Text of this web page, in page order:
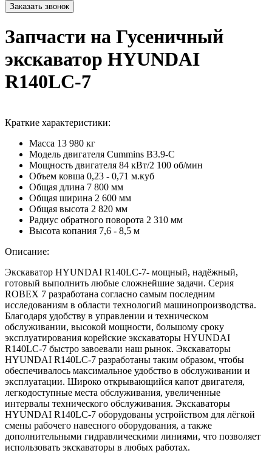
Запчасти на Гусеничный
экскаватор HYUNDAI
R140LC-7
Краткие характеристики:
Масса 13 980 кг
Модель двигателя Cummins B3.9-C
Мощность двигателя 84 кВт/2 100 об/мин
Объем ковша 0,23 - 0,71 м.куб
Общая длина 7 800 мм
Общая ширина 2 600 мм
Общая высота 2 820 мм
Радиус обратного поворота 2 310 мм
Высота копания 7,6 - 8,5 м
Описание:
Экскаватор HYUNDAI R140LC-7- мощный, надёжный,
готовый выполнить любые сложнейшие задачи. Серия
ROBEX 7 разработана согласно самым последним
исследованиям в области технологий машинопроизводства.
Благодаря удобству в управлении и техническом
обслуживании, высокой мощности, большому сроку
эксплуатирования корейские экскаваторы HYUNDAI
R140LC-7 быстро завоевали наш рынок. Экскаваторы
HYUNDAI R140LC-7 разработаны таким образом, чтобы
обеспечивалось максимальное удобство в обслуживании и
эксплуатации. Широко открывающийся капот двигателя,
легкодоступные места обслуживания, увеличенные
интервалы технического обслуживания. Экскаваторы
HYUNDAI R140LC-7 оборудованы устройством для лёгкой
смены рабочего навесного оборудования, а также
дополнительными гидравлическими линиями, что позволяет
использовать экскаваторы в любых работах.